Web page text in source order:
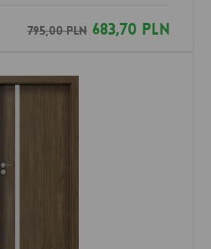
795,00 PLN683,70 PLN